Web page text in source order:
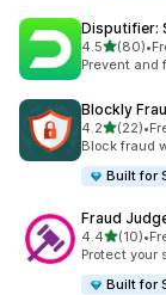
Disputifier:
4.55つ星中
(80)
合計レビュー
•
Prevent and
Blockly
4.25つ星中
(22)
合計レビュー
•
Block fraud
Built for
Fraud
4.45つ星中
(10)
合計レビュー
•
Protect your
Built for